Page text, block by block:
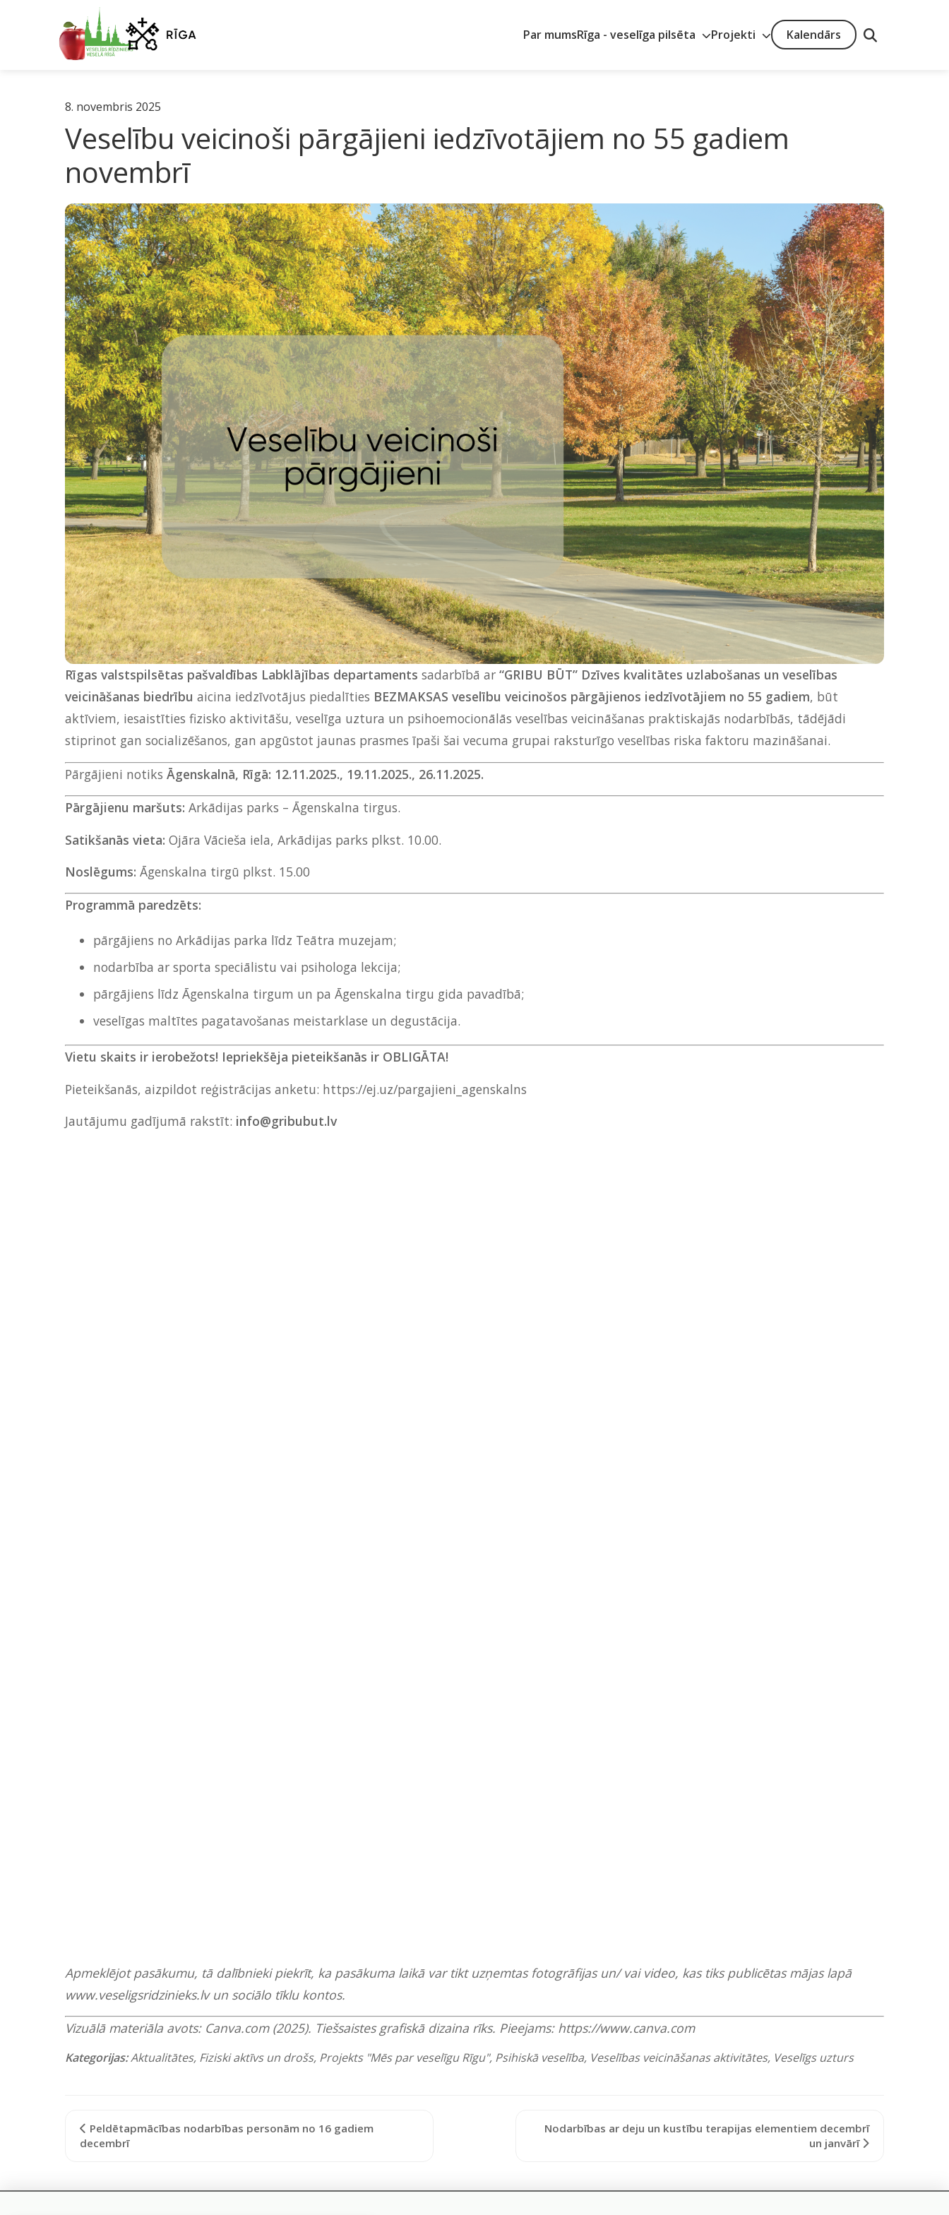
Par mumsRīga - veselīga pilsēta Projekti Kalendārs
8. novembris 2025
Veselību veicinoši pārgājieni iedzīvotājiem no 55 gadiem
novembrī
Rīgas valstspilsētas pašvaldības Labklājības departaments sadarbībā ar “GRIBU BŪT” Dzīves kvalitātes uzlabošanas un veselības
veicināšanas biedrību aicina iedzīvotājus piedalīties BEZMAKSAS veselību veicinošos pārgājienos iedzīvotājiem no 55 gadiem, būt
aktīviem, iesaistīties fizisko aktivitāšu, veselīga uztura un psihoemocionālās veselības veicināšanas praktiskajās nodarbībās, tādējādi
stiprinot gan socializēšanos, gan apgūstot jaunas prasmes īpaši šai vecuma grupai raksturīgo veselības riska faktoru mazināšanai.
Pārgājieni notiks Āgenskalnā, Rīgā: 12.11.2025., 19.11.2025., 26.11.2025.
Pārgājienu maršuts: Arkādijas parks – Āgenskalna tirgus.
Satikšanās vieta: Ojāra Vācieša iela, Arkādijas parks plkst. 10.00.
Noslēgums: Āgenskalna tirgū plkst. 15.00
Programmā paredzēts:
pārgājiens no Arkādijas parka līdz Teātra muzejam;
nodarbība ar sporta speciālistu vai psihologa lekcija;
pārgājiens līdz Āgenskalna tirgum un pa Āgenskalna tirgu gida pavadībā;
veselīgas maltītes pagatavošanas meistarklase un degustācija.
Vietu skaits ir ierobežots! Iepriekšēja pieteikšanās ir OBLIGĀTA!
Pieteikšanās, aizpildot reģistrācijas anketu: https://ej.uz/pargajieni_agenskalns
Jautājumu gadījumā rakstīt: info@gribubut.lv